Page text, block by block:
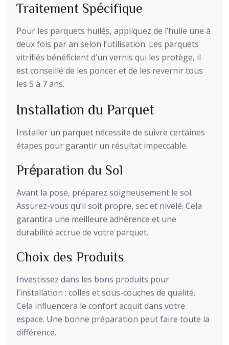
Traitement Spécifique
Pour les parquets huilés, appliquez de l’huile une à
deux fois par an selon l’utilisation. Les parquets
vitrifiés bénéficient d’un vernis qui les protège, il
est conseillé de les poncer et de les revernir tous
les 5 à 7 ans.
Installation du Parquet
Installer un parquet nécessite de suivre certaines
étapes pour garantir un résultat impeccable.
Préparation du Sol
Avant la pose, préparez soigneusement le sol.
Assurez-vous qu’il soit propre, sec et nivelé. Cela
garantira une meilleure adhérence et une
durabilité accrue de votre parquet.
Choix des Produits
Investissez dans les bons produits pour
l’installation : colles et sous-couches de qualité.
Cela influencera le confort acquit dans votre
espace. Une bonne préparation peut faire toute la
différence.